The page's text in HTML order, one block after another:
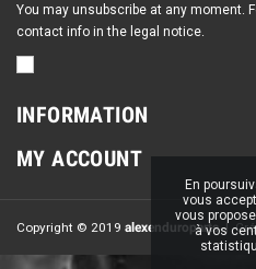
You may unsubscribe at any moment.
contact info in the legal notice.
INFORMATION
MY ACCOUNT
Copyright © 2019 alexenduroparts|
En
vous
vous
à vos